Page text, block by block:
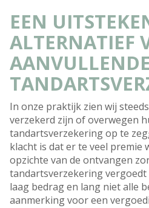
EEN
ALTERNATIEF
AANVULLENDE
In onze praktijk zien wij
verzekerd zijn of overwegen
tandartsverzekering op te
klacht is dat er te veel premie
opzichte van de ontvangen
tandartsverzekering vergoedt
laag bedrag en lang niet alle
aanmerking voor een